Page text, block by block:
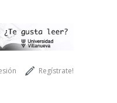
Regístrate!